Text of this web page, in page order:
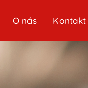
O nás Kontakt